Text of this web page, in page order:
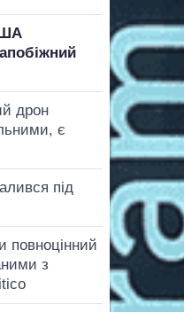
дрон
є
під
повноцінний
з